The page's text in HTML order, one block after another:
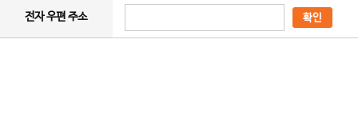
전자 우편 주소 확인